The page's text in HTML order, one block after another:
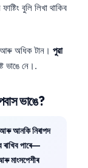
বুলি লিখা থাকিব
আৰু অধিক টান। পুৱা
ভাঙে নে।.
ভাঙে?
আৰু আনকি নিৰাপদ
ৰাখিব পাৰে—
মাংসপেশীৰ